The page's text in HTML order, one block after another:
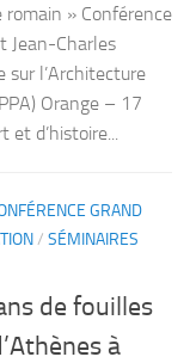
» Conférence
Jean-Charles
l’Architecture
Orange – 17
d’histoire...
GRAND
/ SÉMINAIRES
de fouilles
à